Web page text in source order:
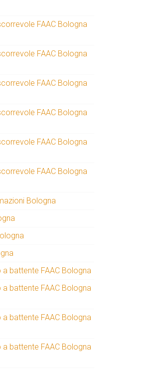
FAAC Bologna
FAAC Bologna
FAAC Bologna
FAAC Bologna
FAAC Bologna
FAAC Bologna
Bologna
battente FAAC Bologna
battente FAAC Bologna
battente FAAC Bologna
battente FAAC Bologna